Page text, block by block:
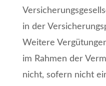
in der
Weitere
im Rahmen der
nicht, sofern nicht